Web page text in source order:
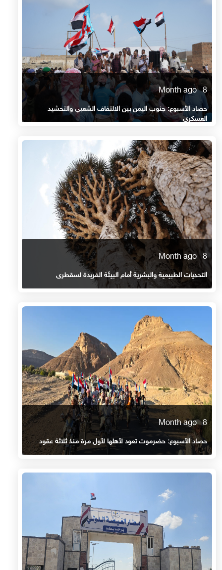
8 Month ago
حصاد الأسبوع: جنوب اليمن بين الالتفاف الشعبي والتحشيد
العسكري
8 Month ago
التحديات الطبيعية والبشرية أمام البيئة الفريدة لسقطرى
8 Month ago
حصاد الأسبوع: حضرموت تعود لأهلها لأول مرة منذ ثلاثة عقود